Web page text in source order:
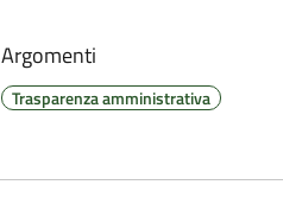
Argomenti
Trasparenza amministrativa